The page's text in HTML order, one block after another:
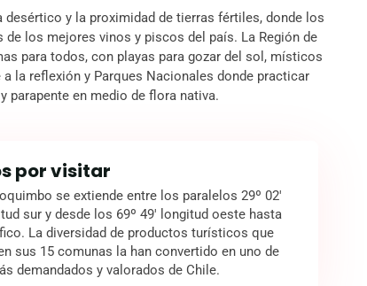
y la proximidad de tierras fértiles, donde los
de los mejores vinos y piscos del país. La Región de
para todos, con playas para gozar del sol, místicos
la reflexión y Parques Nacionales donde practicar
parapente en medio de flora nativa.
por visitar
se extiende entre los paralelos 29º 02'
sur y desde los 69º 49' longitud oeste hasta
La diversidad de productos turísticos que
sus 15 comunas la han convertido en uno de
demandados y valorados de Chile.